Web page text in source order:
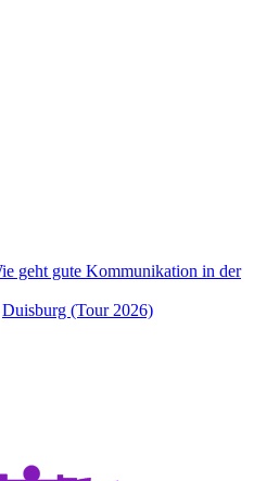
geht gute Kommunikation in der
Duisburg (Tour 2026)